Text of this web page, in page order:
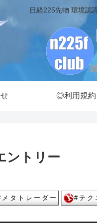
日経225先物 環境認
◎利用規約
ントリー